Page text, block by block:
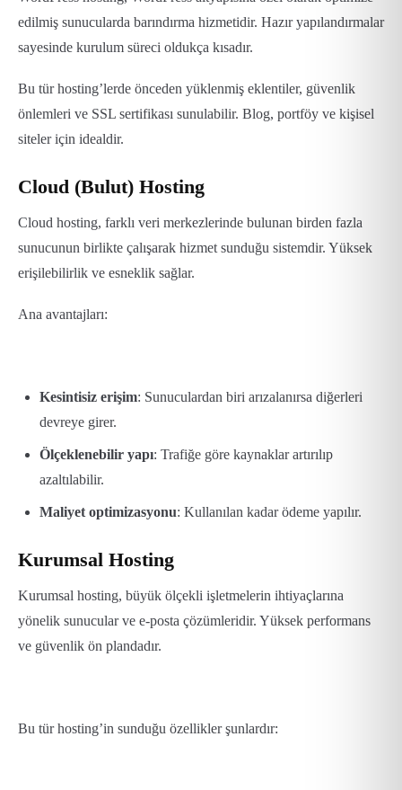
edilmiş sunucularda barındırma hizmetidir. Hazır yapılandırmalar
sayesinde kurulum süreci oldukça kısadır.
Bu tür hosting’lerde önceden yüklenmiş eklentiler, güvenlik
önlemleri ve SSL sertifikası sunulabilir. Blog, portföy ve kişisel
siteler için idealdir.
Cloud (Bulut) Hosting
Cloud hosting, farklı veri merkezlerinde bulunan birden fazla
sunucunun birlikte çalışarak hizmet sunduğu sistemdir. Yüksek
erişilebilirlik ve esneklik sağlar.
Ana avantajları:
Kesintisiz erişim: Sunuculardan biri arızalanırsa diğerleri
devreye girer.
Ölçeklenebilir yapı: Trafiğe göre kaynaklar artırılıp
azaltılabilir.
Maliyet optimizasyonu: Kullanılan kadar ödeme yapılır.
Kurumsal Hosting
Kurumsal hosting, büyük ölçekli işletmelerin ihtiyaçlarına
yönelik sunucular ve e-posta çözümleridir. Yüksek performans
ve güvenlik ön plandadır.
Bu tür hosting’in sunduğu özellikler şunlardır: